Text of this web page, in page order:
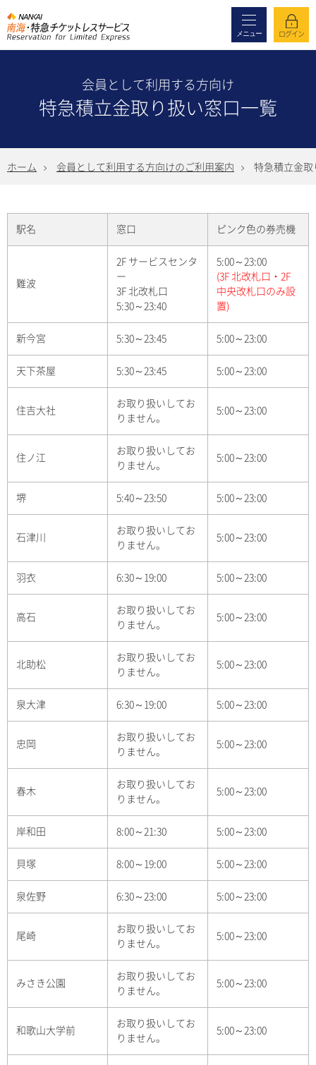
メニュー ログイン
会員として利用する方向け
特急積立金取り扱い窓口一覧
ホーム 会員として利用する方向けのご利用案内 特急積立金取
駅名 窓口 ピンク色の券売機
難波
2F サービスセンタ
ー
3F 北改札口
5:30～23:40
5:00～23:00
(3F 北改札口・2F
中央改札口のみ設
置)
新今宮 5:30～23:45 5:00～23:00
天下茶屋 5:30～23:45 5:00～23:00
住吉大社
お取り扱いしてお
りません。
5:00～23:00
住ノ江
お取り扱いしてお
りません。
5:00～23:00
堺 5:40～23:50 5:00～23:00
石津川
お取り扱いしてお
りません。
5:00～23:00
羽衣 6:30～19:00 5:00～23:00
高石
お取り扱いしてお
りません。
5:00～23:00
北助松
お取り扱いしてお
りません。
5:00～23:00
泉大津 6:30～19:00 5:00～23:00
忠岡
お取り扱いしてお
りません。
5:00～23:00
春木
お取り扱いしてお
りません。
5:00～23:00
岸和田 8:00～21:30 5:00～23:00
貝塚 8:00～19:00 5:00～23:00
泉佐野 6:30～23:00 5:00～23:00
尾崎
お取り扱いしてお
りません。
5:00～23:00
みさき公園
お取り扱いしてお
りません。
5:00～23:00
和歌山大学前
お取り扱いしてお
りません。
5:00～23:00